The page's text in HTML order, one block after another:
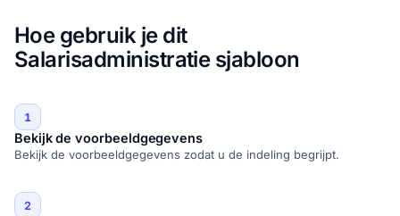
Hoe gebruik je dit
Salarisadministratie sjabloon
1
Bekijk de voorbeeldgegevens
Bekijk de voorbeeldgegevens zodat u de indeling begrijpt.
2